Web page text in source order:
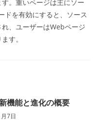
。重いページは主にソー
ドを有効にすると、ソース
、ユーザーはWebページ
す。
機能と進化の概要
7日